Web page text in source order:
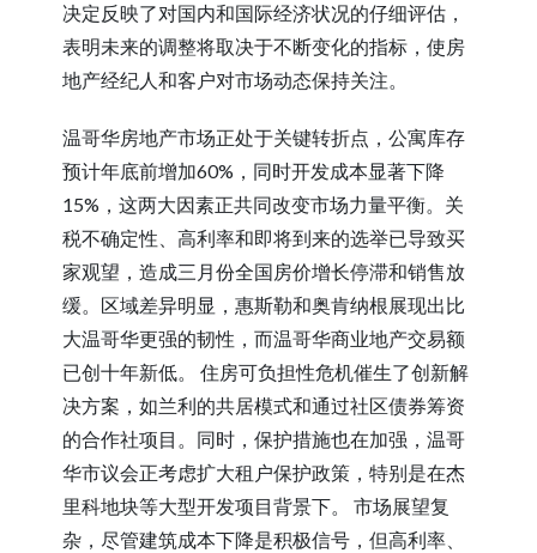
决定反映了对国内和国际经济状况的仔细评估，
表明未来的调整将取决于不断变化的指标，使房
地产经纪人和客户对市场动态保持关注。
温哥华房地产市场正处于关键转折点，公寓库存
预计年底前增加60%，同时开发成本显著下降
15%，这两大因素正共同改变市场力量平衡。关
税不确定性、高利率和即将到来的选举已导致买
家观望，造成三月份全国房价增长停滞和销售放
缓。区域差异明显，惠斯勒和奥肯纳根展现出比
大温哥华更强的韧性，而温哥华商业地产交易额
已创十年新低。 住房可负担性危机催生了创新解
决方案，如兰利的共居模式和通过社区债券筹资
的合作社项目。同时，保护措施也在加强，温哥
华市议会正考虑扩大租户保护政策，特别是在杰
里科地块等大型开发项目背景下。 市场展望复
杂，尽管建筑成本下降是积极信号，但高利率、